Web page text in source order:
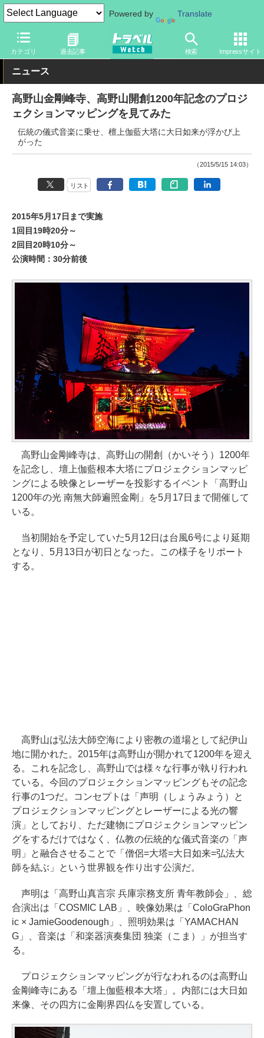
Powered by Translate
カテゴリ 過去記事 検索 Impressサイト
トラベル Watch 地域 国内旅行 近畿
ニュース
高野山金剛峰寺、高野山開創1200年記念のプロジ
ェクションマッピングを見てみた
伝統の儀式音楽に乗せ、檀上伽藍大塔に大日如来が浮かび上
がった
（2015/5/15 14:03）
リスト
2015年5月17日まで実施
1回目19時20分～
2回目20時10分～
公演時間：30分前後
高野山金剛峰寺は、高野山の開創（かいそう）1200年
を記念し、壇上伽藍根本大塔にプロジェクションマッピ
ングによる映像とレーザーを投影するイベント「高野山
1200年の光 南無大師遍照金剛」を5月17日まで開催して
いる。
当初開始を予定していた5月12日は台風6号により延期
となり、5月13日が初日となった。この様子をリポート
する。
高野山は弘法大師空海により密教の道場として紀伊山
地に開かれた。2015年は高野山が開かれて1200年を迎え
る。これを記念し、高野山では様々な行事が執り行われ
ている。今回のプロジェクションマッピングもその記念
行事の1つだ。コンセプトは「声明（しょうみょう）と
プロジェクションマッピングとレーザーによる光の響
演」としており、ただ建物にプロジェクションマッピン
グをするだけではなく、仏教の伝統的な儀式音楽の「声
明」と融合させることで「僧侶=大塔=大日如来=弘法大
師を結ぶ」という世界観を作り出す公演だ。
声明は「高野山真言宗 兵庫宗務支所 青年教師会」、総
合演出は「COSMIC LAB」、映像効果は「ColoGraPhon
ic × JamieGoodenough」、照明効果は「YAMACHAN
G」、音楽は「和楽器演奏集団 独楽（こま）」が担当す
る。
プロジェクションマッピングが行なわれるのは高野山
金剛峰寺にある「壇上伽藍根本大塔」。内部には大日如
来像、その四方に金剛界四仏を安置している。